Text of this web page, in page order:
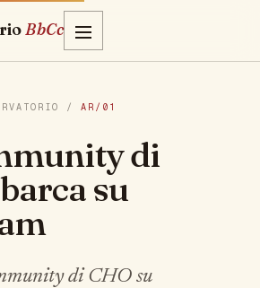
BbCc
/ AR/01
di
su
di CHO su